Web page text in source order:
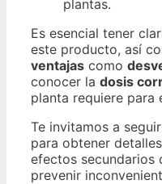
plantas.
Es esencial tener
este producto, así
ventajas como
conocer la dosis
planta requiere para
Te invitamos a
para obtener
efectos secundarios
prevenir